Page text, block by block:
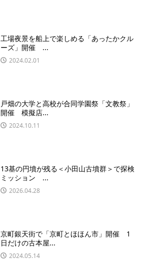
工場夜景を船上で楽しめる「あったかクル
ーズ」開催 ...
2024.02.01
戸畑の大学と高校が合同学園祭「文教祭」
開催 模擬店...
2024.10.11
13基の円墳が残る＜小田山古墳群＞で探検
ミッション ...
2026.04.28
京町銀天街で「京町とほほん市」開催 1
日だけの古本屋...
2024.05.14